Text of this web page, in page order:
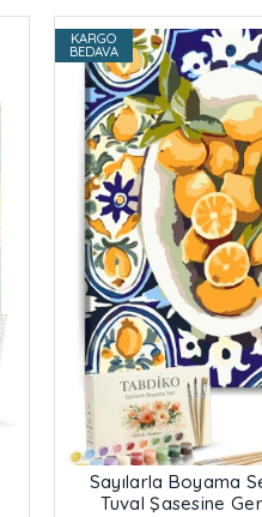
KARGO
BEDAVA
Sayılarla Boyama
Tuval Şasesine